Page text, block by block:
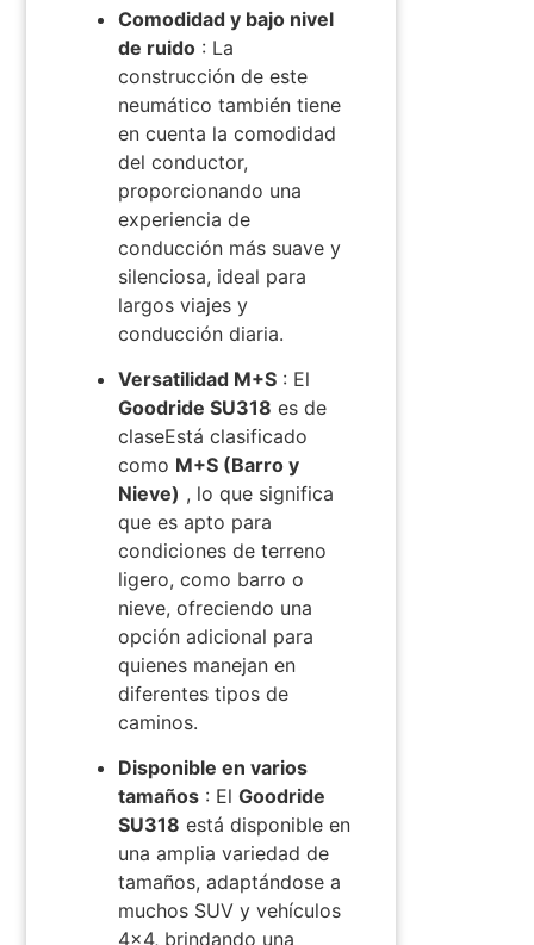
Comodidad y bajo nivel
de ruido: La
construcción de este
neumático también tiene
en cuenta la comodidad
del conductor,
proporcionando una
experiencia de
conducción más suave y
silenciosa, ideal para
largos viajes y
conducción diaria.
Versatilidad M+S: El
Goodride SU318 es de
claseEstá clasificado
como M+S (Barro y
Nieve) , lo que significa
que es apto para
condiciones de terreno
ligero, como barro o
nieve, ofreciendo una
opción adicional para
quienes manejan en
diferentes tipos de
caminos.
Disponible en varios
tamaños: El Goodride
SU318 está disponible en
una amplia variedad de
tamaños, adaptándose a
muchos SUV y vehículos
4×4, brindando una